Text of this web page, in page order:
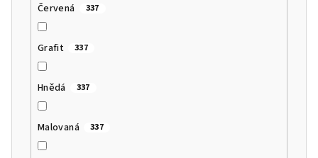
Červená 337
Grafit 337
Hnědá 337
Malovaná 337